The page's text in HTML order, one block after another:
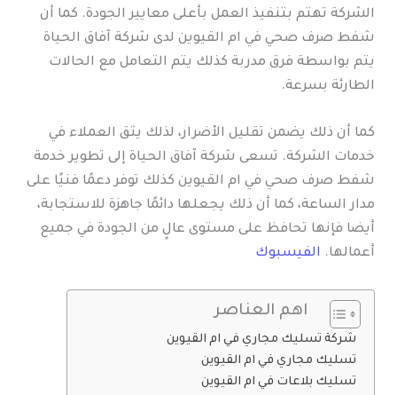
الشركة تهتم بتنفيذ العمل بأعلى معايير الجودة. كما أن
شفط صرف صحي في ام القيوين لدى شركة آفاق الحياة
يتم بواسطة فرق مدربة كذلك يتم التعامل مع الحالات
الطارئة بسرعة.
كما أن ذلك يضمن تقليل الأضرار، لذلك يثق العملاء في
خدمات الشركة. تسعى شركة آفاق الحياة إلى تطوير خدمة
شفط صرف صحي في ام القيوين كذلك توفر دعمًا فنيًا على
مدار الساعة، كما أن ذلك يجعلها دائمًا جاهزة للاستجابة،
أيضا فإنها تحافظ على مستوى عالٍ من الجودة في جميع
أعمالها. الفيسبوك
اهم العناصر
شركة تسليك مجاري في ام القيوين
تسليك مجاري في ام القيوين
تسليك بلاعات في ام القيوين